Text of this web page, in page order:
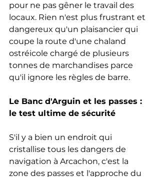
pour ne pas gêner le travail des
locaux. Rien n'est plus frustrant et
dangereux qu'un plaisancier qui
coupe la route d'une chaland
ostréicole chargé de plusieurs
tonnes de marchandises parce
qu'il ignore les règles de barre.
Le Banc d'Arguin et les passes :
le test ultime de sécurité
S'il y a bien un endroit qui
cristallise tous les dangers de
navigation à Arcachon, c'est la
zone des passes et l'approche du